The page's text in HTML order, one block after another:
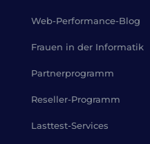
Web-Performance-Blog
Frauen in der Informatik
Partnerprogramm
Reseller-Programm
Lasttest-Services